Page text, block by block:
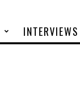
INTERVIEWS